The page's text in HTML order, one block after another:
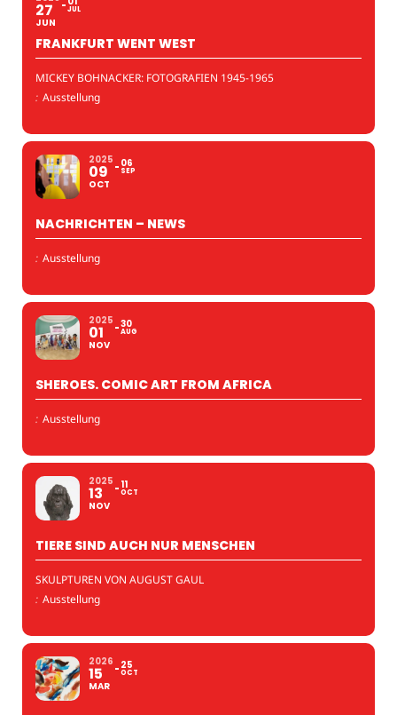
27
JUN
JUL
FRANKFURT WENT WEST
MICKEY BOHNACKER: FOTOGRAFIEN 1945-1965
: Ausstellung
2025
09
OCT
06
SEP
NACHRICHTEN – NEWS
: Ausstellung
2025
01
NOV
30
AUG
SHEROES. COMIC ART FROM AFRICA
: Ausstellung
2025
13
NOV
11
OCT
TIERE SIND AUCH NUR MENSCHEN
SKULPTUREN VON AUGUST GAUL
: Ausstellung
2026
15
MAR
25
OCT